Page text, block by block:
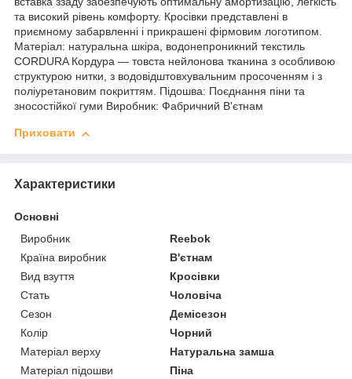
та високий рівень комфорту. Кросівки представлені в
приємному забарвленні і прикрашені фірмовим логотипом.
Матеріал: натуральна шкіра, водонепроникний текстиль
CORDURA Кордура — товста нейлонова тканина з особливою
структурою нитки, з водовідштовхувальним просоченням і з
поліуретановим покриттям. Підошва: Поєднання піни та
зносостійкої гуми Виробник: Фабричний В'єтнам
Приховати
Характеристики
Основні
Виробник
Reebok
Країна виробник
В'єтнам
Вид взуття
Кросівки
Стать
Чоловіча
Сезон
Демісезон
Колір
Чорний
Матеріал верху
Натуральна замша
Матеріал підошви
Піна